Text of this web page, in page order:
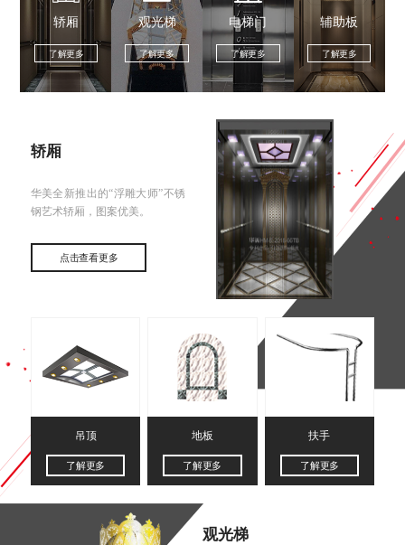
轿厢
了解更多
观光梯
了解更多
电梯门
了解更多
辅助板
了解更多
轿厢
华美全新推出的“浮雕大师”不锈
钢艺术轿厢，图案优美。
点击查看更多
吊顶
了解更多
地板
了解更多
扶手
了解更多
观光梯